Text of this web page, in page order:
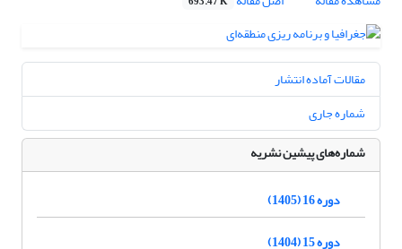
مقالات آماده انتشار
شماره جاری
شماره‌های پیشین نشریه
دوره 16 (1405)
دوره 15 (1404)